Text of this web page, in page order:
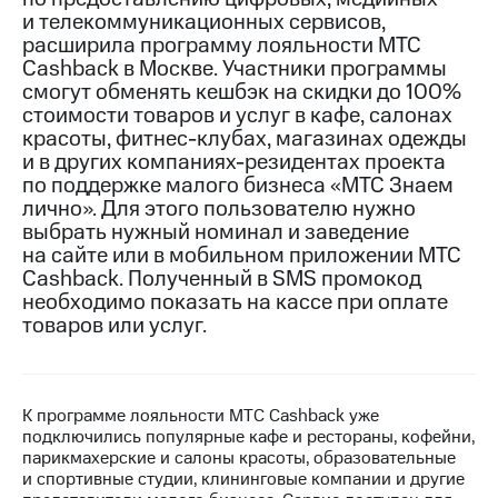
Достижения
Интервью
Финансовая
отчетность
Контакты
Новости
в
регионе
и акционерам
Корпоративное
секретарь
Раскрытие
информации
Информация
и телекоммуникационных сервисов,
расширила программу лояльности МТС
Cashback в Москве. Участники программы
смогут обменять кешбэк на скидки до 100%
стоимости товаров и услуг в кафе, салонах
красоты, фитнес-клубах, магазинах одежды
и в других компаниях-резидентах проекта
по поддержке малого бизнеса «МТС Знаем
лично». Для этого пользователю нужно
выбрать нужный номинал и заведение
на сайте или в мобильном приложении МТС
Cashback. Полученный в SMS промокод
необходимо показать на кассе при оплате
товаров или услуг.
К программе лояльности МТС Cashback уже
подключились популярные кафе и рестораны, кофейни,
парикмахерские и салоны красоты, образовательные
и спортивные студии, клининговые компании и другие